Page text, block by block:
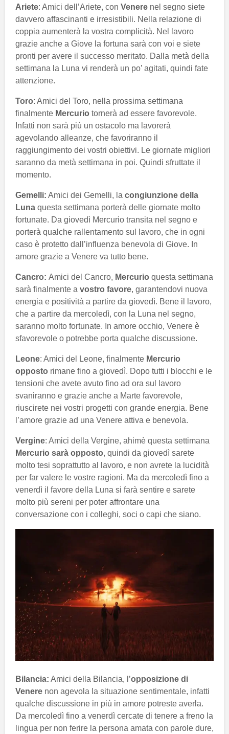
Ariete: Amici dell’Ariete, con Venere nel segno siete
davvero affascinanti e irresistibili. Nella relazione di
coppia aumenterà la vostra complicità. Nel lavoro
grazie anche a Giove la fortuna sarà con voi e siete
pronti per avere il successo meritato. Dalla metà della
settimana la Luna vi renderà un po’ agitati, quindi fate
attenzione.
Toro: Amici del Toro, nella prossima settimana
finalmente Mercurio tornerà ad essere favorevole.
Infatti non sarà più un ostacolo ma lavorerà
agevolando alleanze, che favoriranno il
raggiungimento dei vostri obiettivi. Le giornate migliori
saranno da metà settimana in poi. Quindi sfruttate il
momento.
Gemelli: Amici dei Gemelli, la congiunzione della
Luna questa settimana porterà delle giornate molto
fortunate. Da giovedì Mercurio transita nel segno e
porterà qualche rallentamento sul lavoro, che in ogni
caso è protetto dall’influenza benevola di Giove. In
amore grazie a Venere va tutto bene.
Cancro: Amici del Cancro, Mercurio questa settimana
sarà finalmente a vostro favore, garantendovi nuova
energia e positività a partire da giovedì. Bene il lavoro,
che a partire da mercoledì, con la Luna nel segno,
saranno molto fortunate. In amore occhio, Venere è
sfavorevole o potrebbe porta qualche discussione.
Leone: Amici del Leone, finalmente Mercurio
opposto rimane fino a giovedì. Dopo tutti i blocchi e le
tensioni che avete avuto fino ad ora sul lavoro
svaniranno e grazie anche a Marte favorevole,
riuscirete nei vostri progetti con grande energia. Bene
l’amore grazie ad una Venere attiva e benevola.
Vergine: Amici della Vergine, ahimè questa settimana
Mercurio sarà opposto, quindi da giovedì sarete
molto tesi soprattutto al lavoro, e non avrete la lucidità
per far valere le vostre ragioni. Ma da mercoledì fino a
venerdì il favore della Luna si farà sentire e sarete
molto più sereni per poter affrontare una
conversazione con i colleghi, soci o capi che siano.
Bilancia: Amici della Bilancia, l’opposizione di
Venere non agevola la situazione sentimentale, infatti
qualche discussione in più in amore potreste averla.
Da mercoledì fino a venerdì cercate di tenere a freno la
lingua per non ferire la persona amata con parole dure,